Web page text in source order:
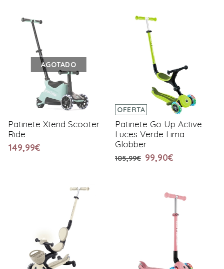
AGOTADO
Patinete Xtend Scooter
Ride
149,99€
OFERTA
Patinete Go Up Active
Luces Verde Lima
Globber
105,99€ 99,90€